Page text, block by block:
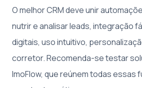
O melhor CRM deve unir
nutrir e analisar leads, integração
digitais, uso intuitivo,
corretor. Recomenda-se testar
ImoFlow, que reúnem todas essas